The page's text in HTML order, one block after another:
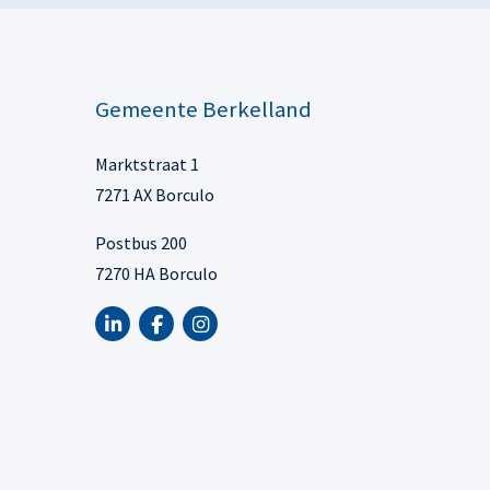
Gemeente Berkelland
Marktstraat 1
7271 AX Borculo
Postbus 200
7270 HA Borculo
LinkedIn van Gemeente Berkelland, opent in
Facebook van Gemeente Berkelland,
Instagram van Gemeente